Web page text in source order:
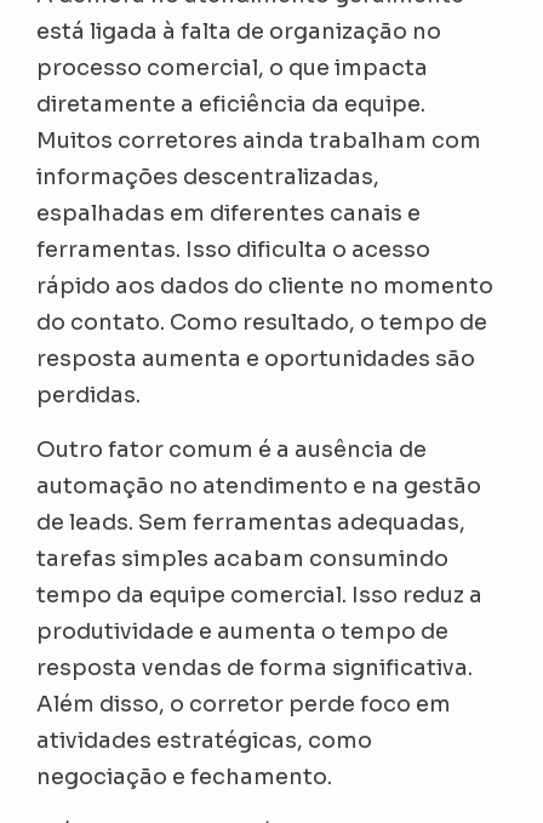
está ligada à falta de organização no
processo comercial, o que impacta
diretamente a eficiência da equipe.
Muitos corretores ainda trabalham com
informações descentralizadas,
espalhadas em diferentes canais e
ferramentas. Isso dificulta o acesso
rápido aos dados do cliente no momento
do contato. Como resultado, o tempo de
resposta aumenta e oportunidades são
perdidas.
Outro fator comum é a ausência de
automação no atendimento e na gestão
de leads. Sem ferramentas adequadas,
tarefas simples acabam consumindo
tempo da equipe comercial. Isso reduz a
produtividade e aumenta o tempo de
resposta vendas de forma significativa.
Além disso, o corretor perde foco em
atividades estratégicas, como
negociação e fechamento.